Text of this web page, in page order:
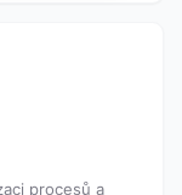
procesů a